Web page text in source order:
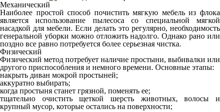
Механический
Наиболее простой способ почистить мягкую мебель из флока
является использование пылесоса со специальной мягкой
насадкой для мебели. Если делать это регулярно, необходимость
генеральной уборки можно отложить надолго. Однако рано или
поздно все равно потребуется более серьезная чистка.
Физический
Физический метод потребует наличие простыни, выбивалки или
другого приспособления и немного времени. Основные этапы:
накрыть диван мокрой простыней;
аккуратно выбирать;
когда простыня станет грязной, поменять ее;
тщательно очистить щеткой шерсть животных, волосы и
крупный мусор, которые остались на поверхности;